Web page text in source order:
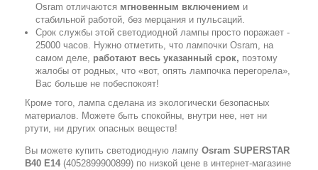
Osram отличаются мгновенным включением и
стабильной работой, без мерцания и пульсаций.
Срок службы этой светодиодной лампы просто поражает -
25000 часов. Нужно отметить, что лампочки Osram, на
самом деле, работают весь указанный срок, поэтому
жалобы от родных, что «вот, опять лампочка перегорела»,
Вас больше не побеспокоят!
Кроме того, лампа сделана из экологически безопасных
материалов. Можете быть спокойны, внутри нее, нет ни
ртути, ни других опасных веществ!
Вы можете купить светодиодную лампу Osram SUPERSTAR
B40 E14 (4052899900899) по низкой цене в интернет-магазине